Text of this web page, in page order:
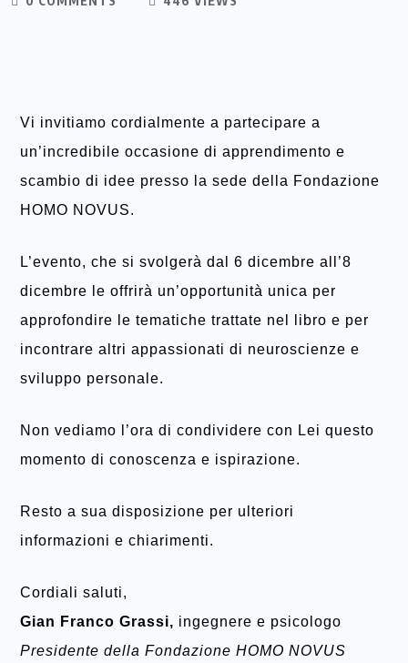
Vi invitiamo cordialmente a partecipare a
un’incredibile occasione di apprendimento e
scambio di idee presso la sede della Fondazione
HOMO NOVUS.
L’evento, che si svolgerà dal 6 dicembre all’8
dicembre le offrirà un’opportunità unica per
approfondire le tematiche trattate nel libro e per
incontrare altri appassionati di neuroscienze e
sviluppo personale.
Non vediamo l’ora di condividere con Lei questo
momento di conoscenza e ispirazione.
Resto a sua disposizione per ulteriori
informazioni e chiarimenti.
Cordiali saluti,
Gian Franco Grassi, ingegnere e psicologo
Presidente della Fondazione HOMO NOVUS